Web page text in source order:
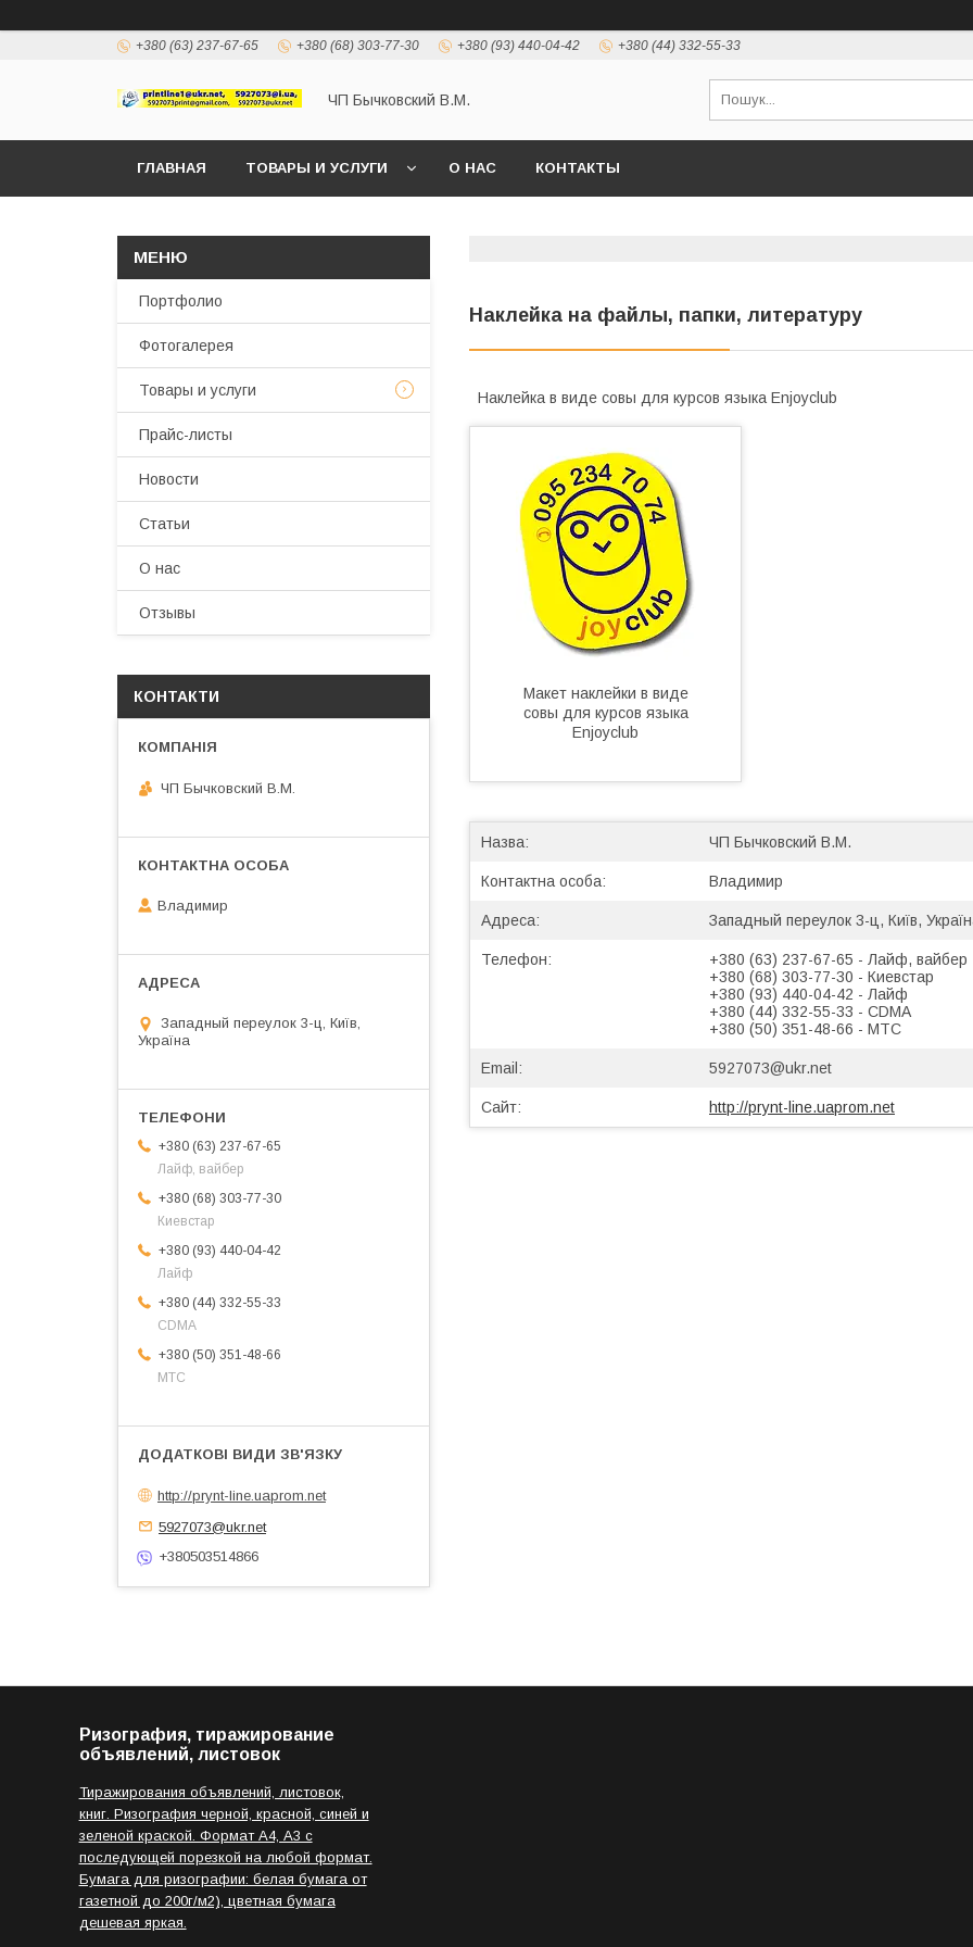
+380 (63) 237-67-65 +380 (68) 303-77-30 +380 (93) 440-04-42 +380 (44) 332-55-33
ЧП Бычковский В.М.
ГЛАВНАЯ ТОВАРЫ И УСЛУГИ О НАС КОНТАКТЫ
Наклейка на файлы, папки, литературу
Наклейка в виде совы для курсов языка Enjoyclub
Макет наклейки в виде
совы для курсов языка
Enjoyclub
ЧП Бычковский В.М.
Владимир
Западный переулок 3-ц, Київ,
+380 (63) 237-67-65
Лайф, вайбер
+380 (68) 303-77-30
Киевстар
+380 (93) 440-04-42
Лайф
+380 (44) 332-55-33
CDMA
+380 (50) 351-48-66
МТС
5927073@ukr.net
http://prynt-line.uaprom.net
Портфолио
Фотогалерея
Товары и услуги
Прайс-листы
Новости
Статьи
О нас
Отзывы
КОНТАКТИ
ЧП Бычковский В.М.
Владимир
Западный переулок 3-ц, Київ,
Україна
+380 (63) 237-67-65
Лайф, вайбер
+380 (68) 303-77-30
Киевстар
+380 (93) 440-04-42
Лайф
+380 (44) 332-55-33
CDMA
+380 (50) 351-48-66
МТС
http://prynt-line.uaprom.net
5927073@ukr.net
+380503514866
Ризография, тиражирование
объявлений, листовок
Тиражирования объявлений, листовок,
книг. Ризография черной, красной, синей и
зеленой краской. Формат А4, А3 с
последующей порезкой на любой формат.
Бумага для ризографии: белая бумага от
газетной до 200г/м2), цветная бумага
дешевая яркая.